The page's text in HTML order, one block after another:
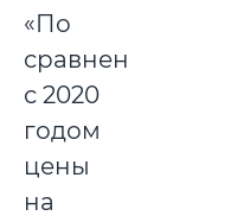
«По
сравнению
с 2020
годом
цены
на